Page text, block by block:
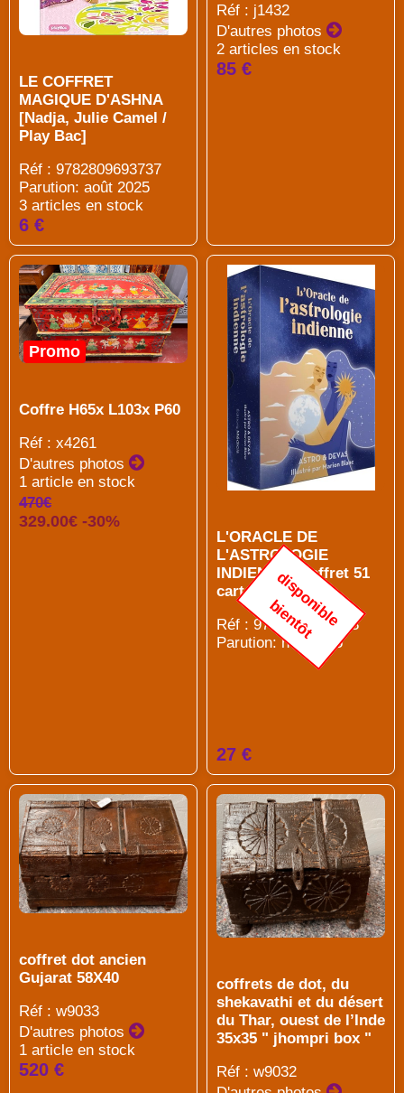
LE COFFRET
MAGIQUE D'ASHNA
[Nadja, Julie Camel /
Play Bac]
Réf : 9782809693737
Parution: août 2025
3 articles en stock
6 €
Réf : j1432
D'autres photos
2 articles en stock
85 €
Promo
Coffre H65x L103x P60
Réf : x4261
D'autres photos
1 article en stock
470€
329.00€ -30%
L'ORACLE DE
L'ASTROLOGIE
INDIENNE [Coffret 51
cartes / Médicis]
Réf : 9782385000523
Parution: nov 2025
d
i
s
p
o
n
i
b
l
e
b
i
e
n
t
ô
t
27 €
coffret dot ancien
Gujarat 58X40
Réf : w9033
D'autres photos
1 article en stock
520 €
coffrets de dot, du
shekavathi et du désert
du Thar, ouest de l’Inde
35x35 " jhompri box "
Réf : w9032